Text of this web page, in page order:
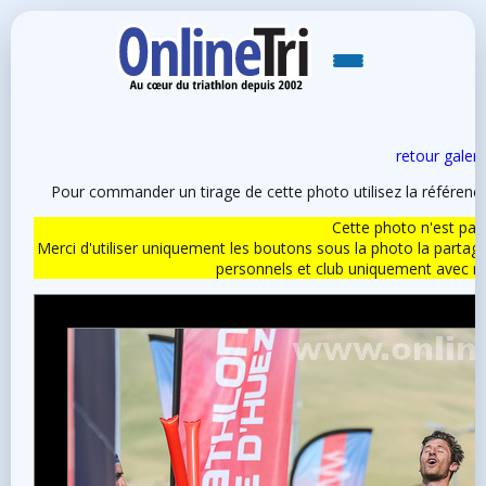
retour
Pour commander un tirage de cette photo utilisez la
Cette photo n'est
Merci d'utiliser uniquement les boutons sous la photo la
personnels et club uniquement avec